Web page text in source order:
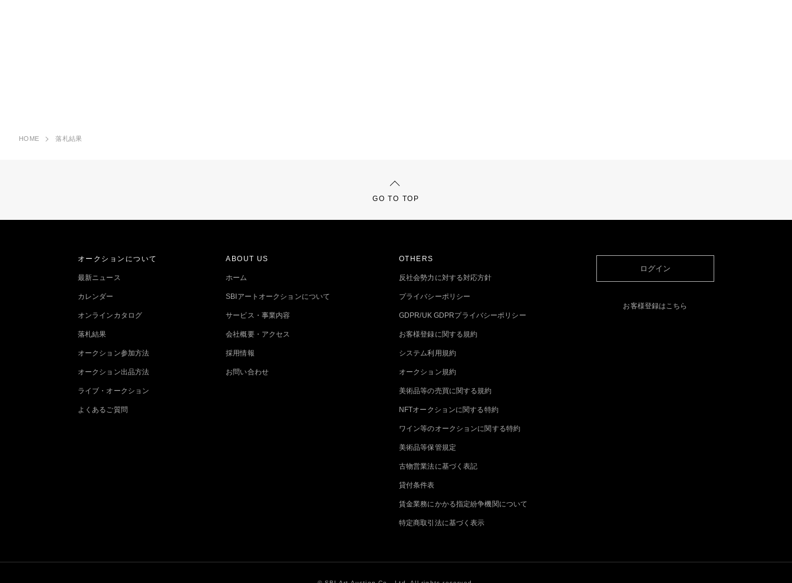
HOME 落札結果
GO TO TOP
オークションについて
最新ニュース
カレンダー
オンラインカタログ
落札結果
オークション参加方法
オークション出品方法
ライブ・オークション
よくあるご質問
ABOUT US
ホーム
SBIアートオークションについて
サービス・事業内容
会社概要・アクセス
採用情報
お問い合わせ
OTHERS
反社会勢力に対する対応方針
プライバシーポリシー
GDPR/UK GDPRプライバシーポリシー
お客様登録に関する規約
システム利用規約
オークション規約
美術品等の売買に関する規約
NFTオークションに関する特約
ワイン等のオークションに関する特約
美術品等保管規定
古物営業法に基づく表記
貸付条件表
賃金業務にかかる指定紛争機関について
特定商取引法に基づく表示
ログイン
お客様登録はこちら